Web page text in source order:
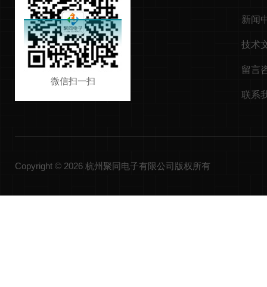
微信扫一扫
新闻
技术
留言
联系
Copyright © 2026 杭州聚同电子有限公司版权所有